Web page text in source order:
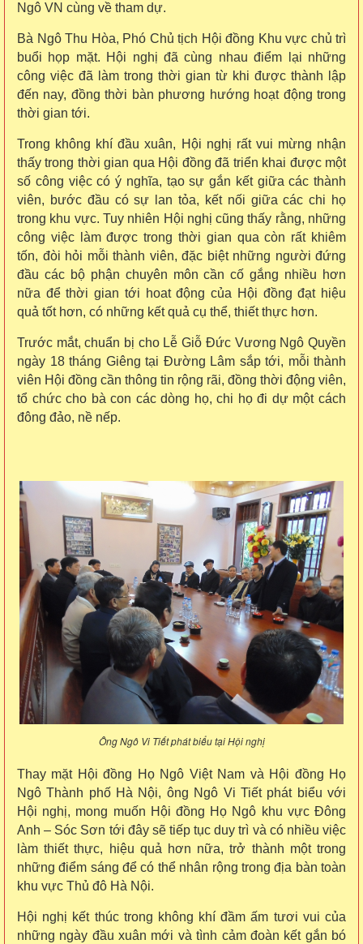
Ngô VN cùng về tham dự.
Bà Ngô Thu Hòa, Phó Chủ tịch Hội đồng Khu vực chủ trì
buổi họp mặt. Hội nghị đã cùng nhau điểm lại những
công việc đã làm trong thời gian từ khi được thành lập
đến nay, đồng thời bàn phương hướng hoạt động trong
thời gian tới.
Trong không khí đầu xuân, Hội nghị rất vui mừng nhận
thấy trong thời gian qua Hội đồng đã triển khai được một
số công việc có ý nghĩa, tạo sự gắn kết giữa các thành
viên, bước đầu có sự lan tỏa, kết nối giữa các chi họ
trong khu vực. Tuy nhiên Hội nghị cũng thấy rằng, những
công việc làm được trong thời gian qua còn rất khiêm
tốn, đòi hỏi mỗi thành viên, đặc biệt những người đứng
đầu các bộ phận chuyên môn cần cố gắng nhiều hơn
nữa để thời gian tới hoat động của Hội đồng đạt hiệu
quả tốt hơn, có những kết quả cụ thể, thiết thực hơn.
Trước mắt, chuẩn bị cho Lễ Giỗ Đức Vương Ngô Quyền
ngày 18 tháng Giêng tại Đường Lâm sắp tới, mỗi thành
viên Hội đồng cần thông tin rộng rãi, đồng thời động viên,
tổ chức cho bà con các dòng họ, chi họ đi dự một cách
đông đảo, nề nếp.
Ông Ngô Vi Tiết phát biểu tại Hội nghị
Thay mặt Hội đồng Họ Ngô Việt Nam và Hội đồng Họ
Ngô Thành phố Hà Nội, ông Ngô Vi Tiết phát biểu với
Hội nghị, mong muốn Hội đồng Họ Ngô khu vực Đông
Anh – Sóc Sơn tới đây sẽ tiếp tục duy trì và có nhiều việc
làm thiết thực, hiệu quả hơn nữa, trở thành một trong
những điểm sáng để có thể nhân rộng trong địa bàn toàn
khu vực Thủ đô Hà Nội.
Hội nghị kết thúc trong không khí đầm ấm tươi vui của
những ngày đầu xuân mới và tình cảm đoàn kết gắn bó